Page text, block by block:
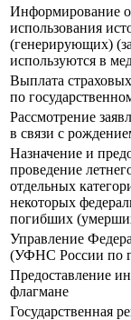
Информирование о
использования
(генерирующих)
используются в
Выплата
по
Рассмотрение
в связи с
Назначение и
проведение
отдельных
некоторых
погибших
Управление
(УФНС России по
Предоставление
флагмане
Государственная